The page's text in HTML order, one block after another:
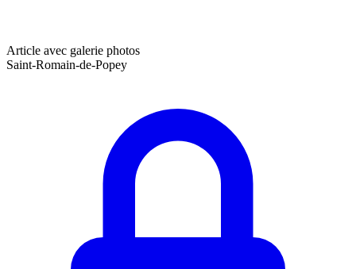
Article avec galerie photos
Saint-Romain-de-Popey